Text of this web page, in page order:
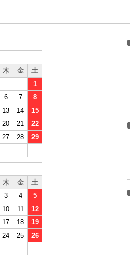
木 金
土
1
6 7
8
13 14
15
20 21
22
27 28
29
木 金
土
3 4
5
10 11
12
17 18
19
24 25
26